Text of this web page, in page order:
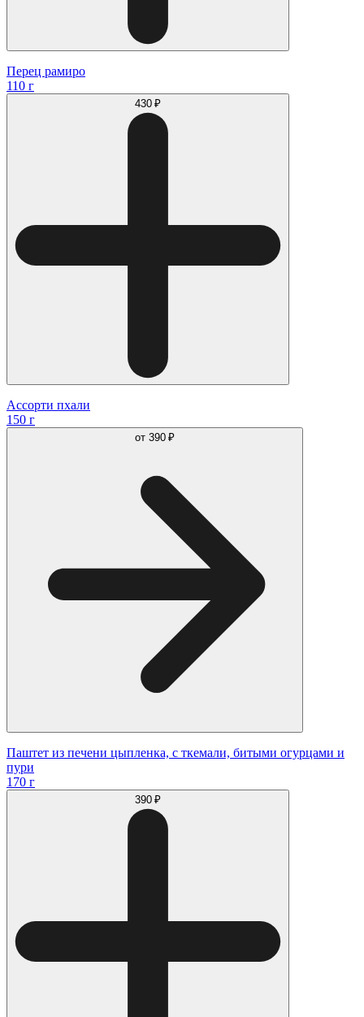
Перец рамиро
110 г
430 ₽
Ассорти пхали
150 г
от 390 ₽
Паштет из печени цыпленка, с ткемали, битыми огурцами и
пури
170 г
390 ₽